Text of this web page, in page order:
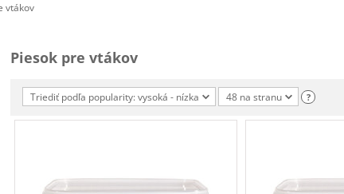
vtákov
Piesok pre vtákov
Triediť podľa popularity: vysoká - nízka 48 na stranu ?